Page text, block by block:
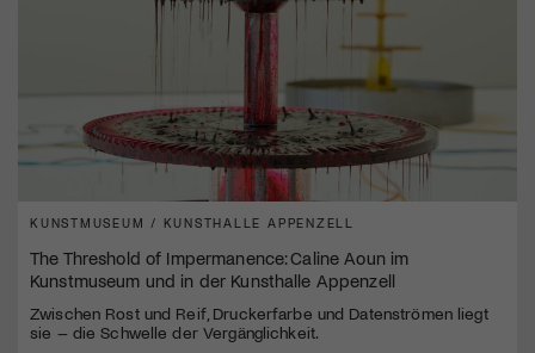
KUNSTMUSEUM / KUNSTHALLE APPENZELL
The Threshold of Impermanence: Caline Aoun im
Kunstmuseum und in der Kunsthalle Appenzell
Zwischen Rost und Reif, Druckerfarbe und Datenströmen liegt
sie – die Schwelle der Vergänglichkeit.